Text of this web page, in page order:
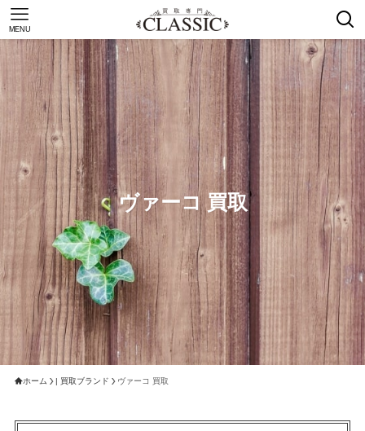
MENU
ヴァーコ 買取
ホーム | 買取ブランド ヴァーコ 買取